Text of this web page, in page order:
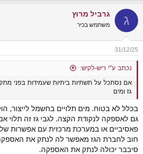
ג גרביל מרוץ
משתמש בכיר
31/12/25
נכתב ע"י ריש-לקיש:
אם נסתכל על תשתיות ביתיות שעמידות בפני
גז ומים
בכלל לא בטוח. מים תלויים בחשמל לייצור,
גם לאספקה לנקודת הקצה. לגבי גז זה תלוי
פאסיביים או במערכת מרכזית עם אפשרות
חוב לחברת הגז מאפשר לה לנתק את
סיבבר יכולה לנתק את האספקה.